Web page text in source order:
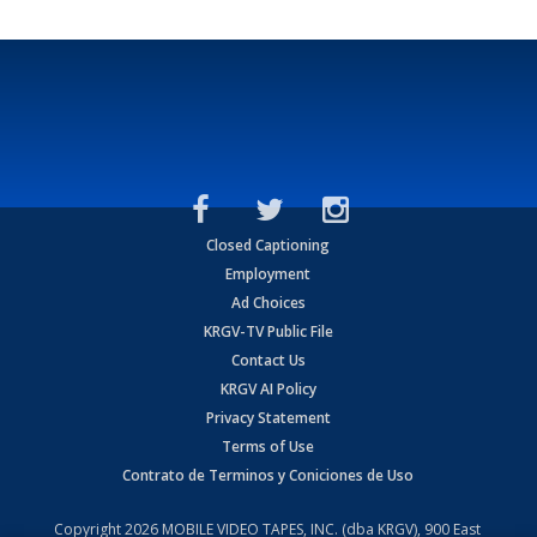
Closed Captioning
Employment
Ad Choices
KRGV-TV Public File
Contact Us
KRGV AI Policy
Privacy Statement
Terms of Use
Contrato de Terminos y Coniciones de Uso
Copyright2026 MOBILE VIDEO TAPES, INC. (dba KRGV), 900 East